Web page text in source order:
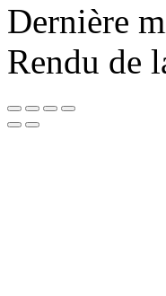
Dernière
Rendu de